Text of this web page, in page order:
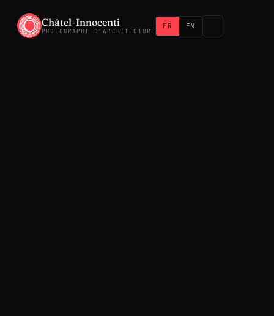
Châtel-Innocenti
PHOTOGRAPHE D’ARCHITECTURE
FR EN